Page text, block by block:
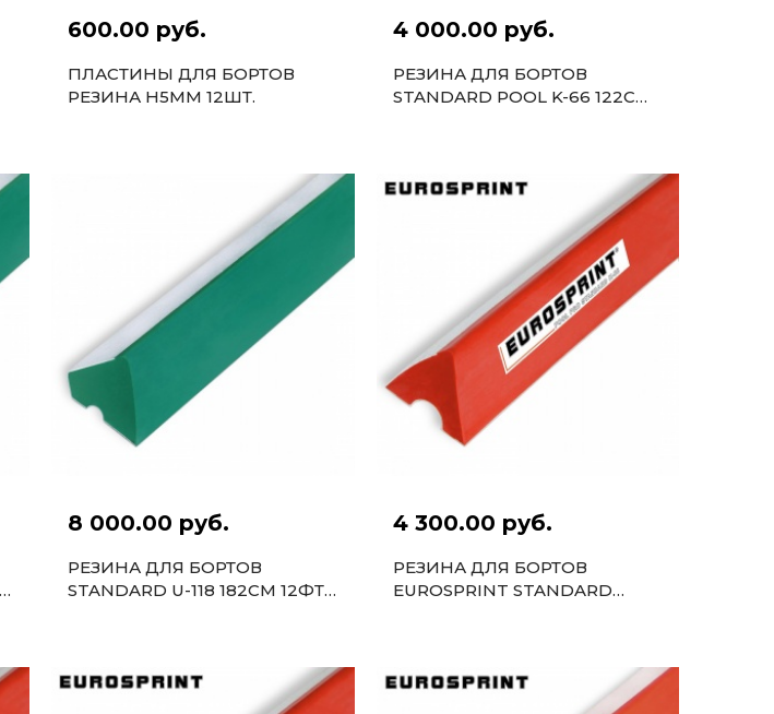
600.00 руб.
ПЛАСТИНЫ ДЛЯ БОРТОВ
РЕЗИНА H5ММ 12ШТ.
4 000.00 руб.
РЕЗИНА ДЛЯ БОРТОВ
STANDARD POOL K-66 122СМ
8 000.00 руб.
РЕЗИНА ДЛЯ БОРТОВ
STANDARD U-118 182СМ 12ФТ
4 300.00 руб.
РЕЗИНА ДЛЯ БОРТОВ
EUROSPRINT STANDARD